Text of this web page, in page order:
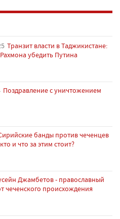
Транзит власти в Таджикистане:
убедить Путина
Поздравление с уничтожением
банды против чеченцев
и что за этим стоит?
Джамбетов - православный
чеченского происхождения